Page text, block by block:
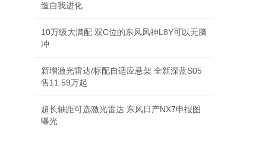
造自我进化
10万级大满配 双C位的东风风神L8Y可以无脑
冲
新增激光雷达/标配自适应悬架 全新深蓝S05
售11.59万起
超长轴距可选激光雷达 东风日产NX7申报图
曝光